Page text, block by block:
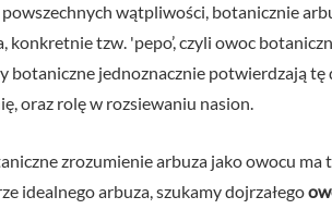
wątpliwości, botanicznie
konkretnie tzw. 'pepo’, czyli owoc
botaniczne jednoznacznie potwierdzają
oraz rolę w rozsiewaniu nasion.
zrozumienie arbuza jako owocu
idealnego arbuza, szukamy dojrzałego